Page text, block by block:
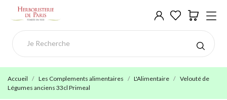
Accueil Les Complements alimentaires L'Alimentaire
Velouté de
Légumes anciens 33cl Primeal